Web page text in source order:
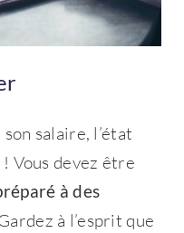
salaire, l’état
Vous devez être
à des
à l’esprit que